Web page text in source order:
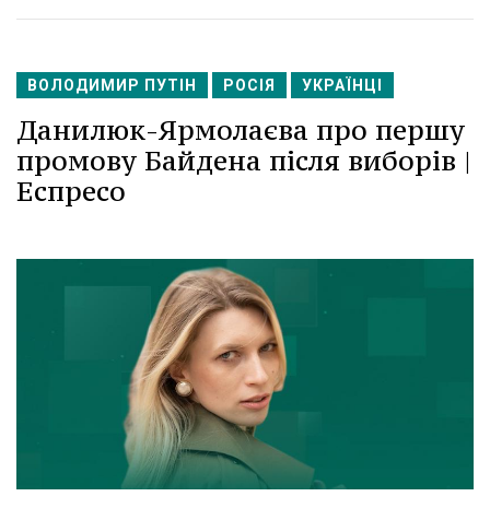
ВОЛОДИМИР ПУТІН РОСІЯ УКРАЇНЦІ
Данилюк-Ярмолаєва про першу
промову Байдена після виборів |
Еспресо